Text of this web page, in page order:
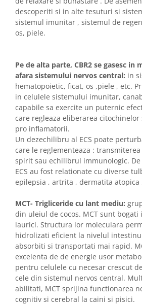
descoperiti si in alte tesuturi si
sistemul imunitar , sistemul de
os, piele.
Pe de alta parte, CBR2 se gasesc in
afara sistemului nervos central: in
hematopoietic, ficat, os ,piele , etc.
in celulele sistemului imunitar,
capabile sa exercite un puternic
care regleaza eliberarea
pro inflamatorii.
Un dezechilibru al ECS poate
care le reglementeaza :
spirit sau echilibrul immunologic.
ECS au fost relationate cu diverse
epilepsia , artrita , dermatita atopica
MCT- Trigliceride cu lant mediu:
din uleiul de cocos. MCT sunt bogati
laurici. Structura lor moleculara
hidrolizati eficient la nivelul
absorbiti si transportati mai rapid.
excelenta de de energie usor
pentru celulele cu necesar crescut
cele din sistemul nervos central.
abilitati, MCT sprijina functionarea
cognitiv si cerebral la caini si pisici.